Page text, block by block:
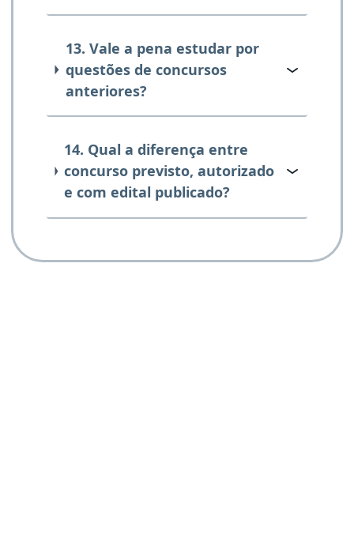
13. Vale a pena estudar por
questões de concursos
anteriores?
14. Qual a diferença entre
concurso previsto, autorizado
e com edital publicado?